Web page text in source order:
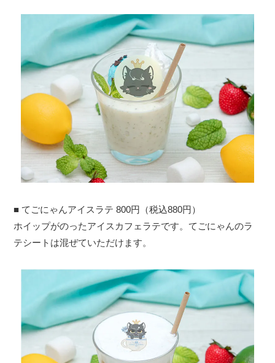
■ てごにゃんアイスラテ 800円（税込880円）
ホイップがのったアイスカフェラテです。てごにゃんのラ
テシートは混ぜていただけます。